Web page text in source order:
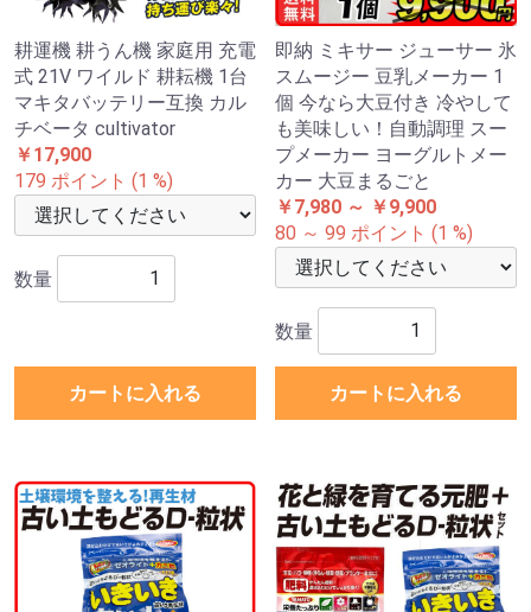
耕運機 耕うん機 家庭用 充電
式 21V ワイルド 耕耘機 1台
マキタバッテリー互換 カル
チベータ cultivator
￥17,900
179 ポイント (1 %)
数量
カートに入れる
即納 ミキサー ジューサー 氷
スムージー 豆乳メーカー 1
個 今なら大豆付き 冷やして
も美味しい！自動調理 スー
プメーカー ヨーグルトメー
カー 大豆まるごと
￥7,980 ～ ￥9,900
80 ～ 99 ポイント (1 %)
数量
カートに入れる